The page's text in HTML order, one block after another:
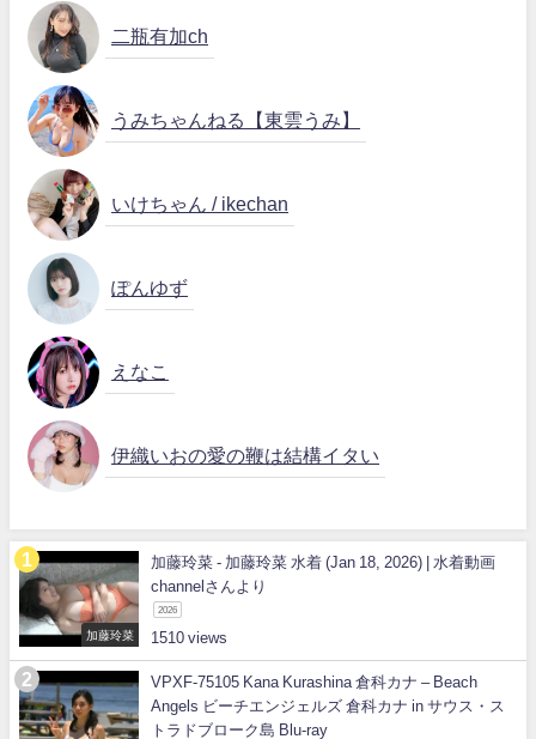
二瓶有加ch
うみちゃんねる【東雲うみ】
いけちゃん / ikechan
ぽんゆず
えなこ
伊織いおの愛の鞭は結構イタい
加藤玲菜
加藤玲菜 - 加藤玲菜 水着 (Jan 18, 2026) | 水着動画
channelさんより
2026
1510
VPXF-75105 Kana Kurashina 倉科カナ – Beach
Angels ビーチエンジェルズ 倉科カナ in サウス・ス
トラドブローク島 Blu-ray